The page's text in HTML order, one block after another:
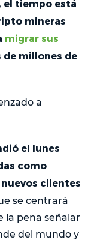
el tiempo está
mineras
migrar sus
de millones de
a
el lunes
como
clientes
se centrará
la pena señalar
del mundo y